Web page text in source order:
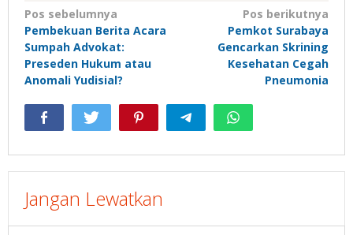
Navigasi
pos
Pos sebelumnya
Pembekuan Berita Acara
Sumpah Advokat:
Preseden Hukum atau
Anomali Yudisial?
Pos berikutnya
Pemkot Surabaya
Gencarkan Skrining
Kesehatan Cegah
Pneumonia
Jangan Lewatkan